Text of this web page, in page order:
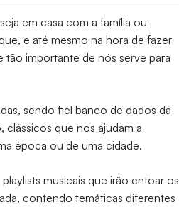
em casa com a família ou
e até mesmo na hora de fazer
tão importante de nós serve para
sendo fiel banco de dados da
clássicos que nos ajudam a
época ou de uma cidade.
musicais que irão entoar os
contendo temáticas diferentes